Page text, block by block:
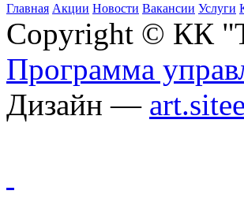
Главная Акции Новости Вакансии Услуги
Copyright © КК
Программа
Дизайн —